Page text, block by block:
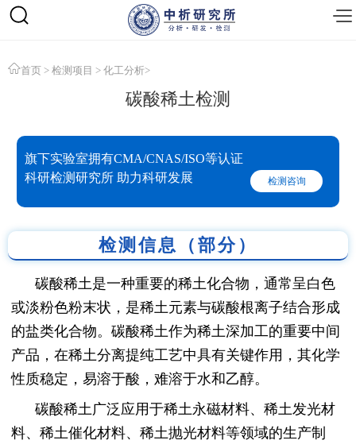
首页 > 检测项目 > 化工分析>
碳酸稀土检测
旗下实验室拥有CMA/CNAS/ISO等认证
科研检测研究所 助力科研发展
检测咨询
检测信息（部分）
碳酸稀土是一种重要的稀土化合物，通常呈白色
或淡粉色粉末状，是稀土元素与碳酸根离子结合形成
的盐类化合物。碳酸稀土作为稀土深加工的重要中间
产品，在稀土分离提纯工艺中具有关键作用，其化学
性质稳定，易溶于酸，难溶于水和乙醇。
碳酸稀土广泛应用于稀土永磁材料、稀土发光材
料、稀土催化材料、稀土抛光材料等领域的生产制